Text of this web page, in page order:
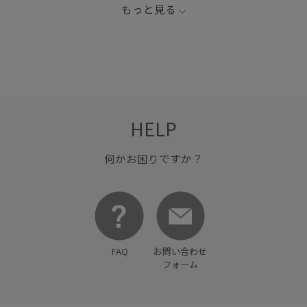
華やか 通年対応
もっと見る
HELP
何かお困りですか？
FAQ
お問い合わせ
フォーム